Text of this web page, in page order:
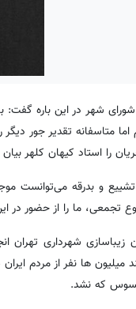
شهر در این باره گفت:
تقدیر جور دیگر
را استاد کیهان کلهر بیان
تشییع و بدرقه
تجمعی، ما را از حضور در
شهرداری تهران
ها نفر از مردم
که نشد.